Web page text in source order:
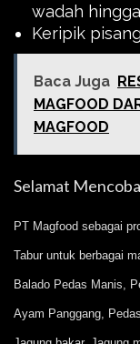
wadah
Keripik
Baca Juga
MAGFOOD
MAGFOOD
Selamat
PT Magfood sebagai
Tabur untuk berbagai
Balado Pedas Manis,
Ayam Panggang,